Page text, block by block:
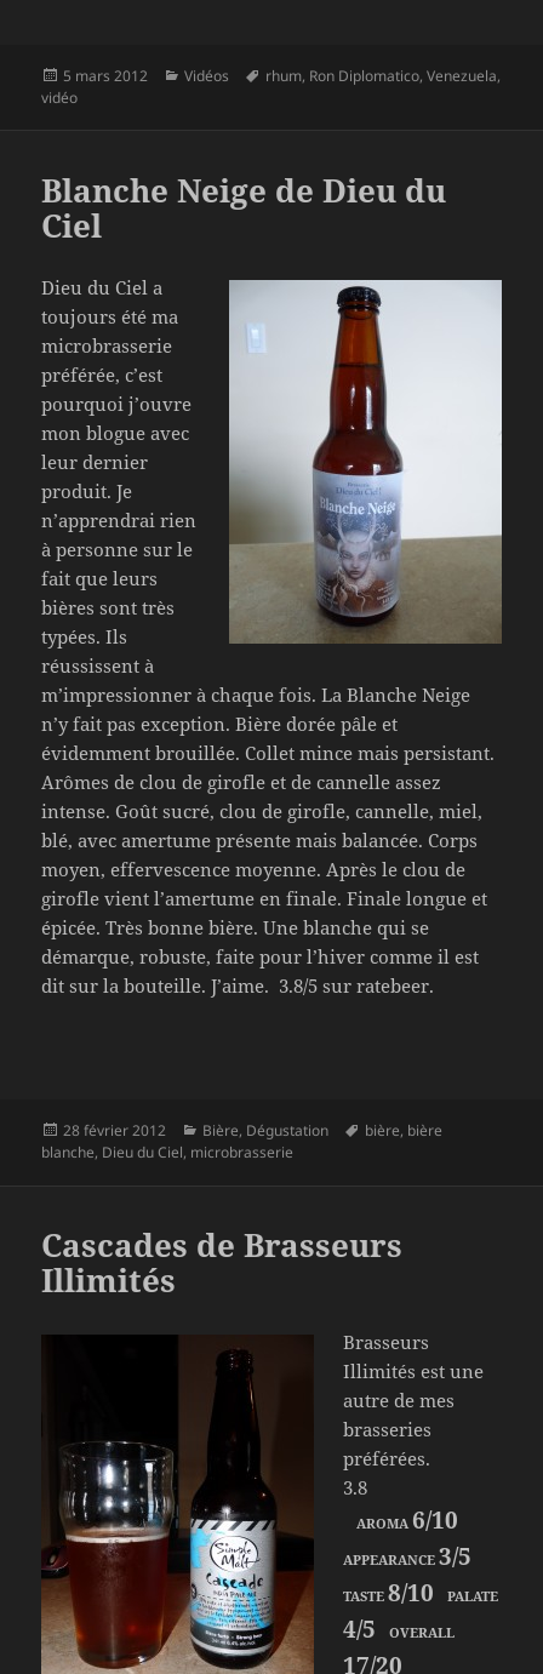
Publié
le
5 mars 2012 Catégories
Vidéos
Mots-
rhum, Ron Diplomatico,Venezuela,
vidéo
Blanche Neige de Dieu du
Ciel
Dieu du Ciel a
toujours été ma
microbrasserie
préférée, c’est
pourquoi j’ouvre
mon blogue avec
leur dernier
produit. Je
n’apprendrai rien
à personne sur le
fait que leurs
bières sont très
typées. Ils
réussissent à
m’impressionner à chaque fois. La Blanche Neige
n’y fait pas exception. Bière dorée pâle et
évidemment brouillée. Collet mince mais persistant.
Arômes de clou de girofle et de cannelle assez
intense. Goût sucré, clou de girofle, cannelle, miel,
blé, avec amertume présente mais balancée. Corps
moyen, effervescence moyenne. Après le clou de
girofle vient l’amertume en finale. Finale longue et
épicée. Très bonne bière. Une blanche qui se
démarque, robuste, faite pour l’hiver comme il est
dit sur la bouteille. J’aime. 3.8/5 sur ratebeer.
Publié
le
28 février 2012 Catégories
Bière, Dégustation
Mots-
bière, bière
blanche, Dieu du Ciel, microbrasserie
Cascades de Brasseurs
Illimités
Brasseurs
Illimités est une
autre de mes
brasseries
préférées.
3.8
AROMA 6/10
APPEARANCE3/5
TASTE8/10 PALATE
4/5 OVERALL
17/20